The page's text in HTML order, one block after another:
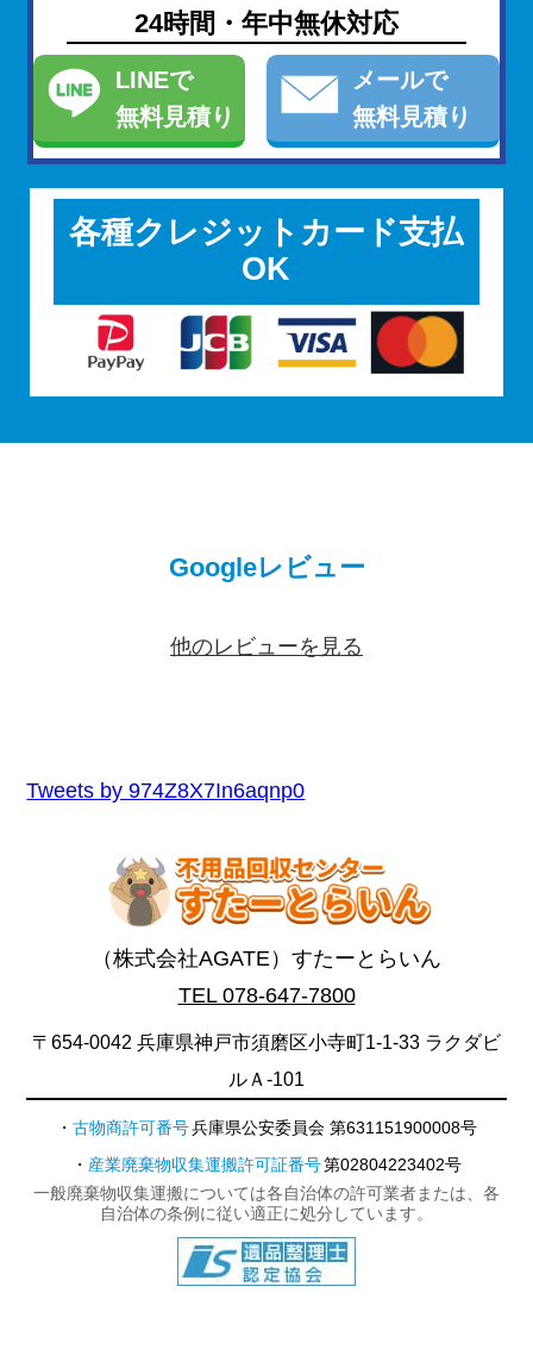
24時間・年中無休対応
LINEで
無料見積り
メールで
無料見積り
各種クレジットカード支払
OK
Googleレビュー
他のレビューを見る
Tweets by 974Z8X7In6aqnp0
（株式会社AGATE）すたーとらいん
TEL 078-647-7800
〒654-0042 兵庫県神戸市須磨区小寺町1-1-33 ラクダビ
ルＡ-101
古物商許可番号兵庫県公安委員会 第631151900008号
産業廃棄物収集運搬許可証番号第02804223402号
一般廃棄物収集運搬については各自治体の許可業者または、各
自治体の条例に従い適正に処分しています。